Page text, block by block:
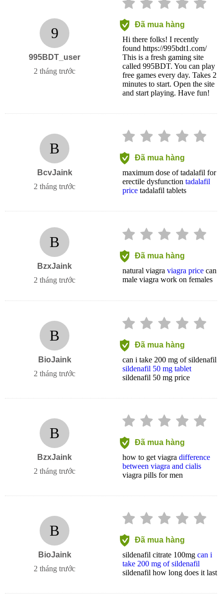
9
995BDT_user
2 tháng trước
Đã mua hàng
Hi there folks! I recently
found https://995bdt1.com/
This is a fresh gaming site
called 995BDT. You can play
free games every day. Takes 2
minutes to start. Open the site
and start playing. Have fun!
B
BcvJaink
2 tháng trước
Đã mua hàng
maximum dose of tadalafil for
erectile dysfunction tadalafil
price tadalafil tablets
B
BzxJaink
2 tháng trước
Đã mua hàng
natural viagra viagra price can
male viagra work on females
B
BioJaink
2 tháng trước
Đã mua hàng
can i take 200 mg of sildenafil
sildenafil 50 mg tablet
sildenafil 50 mg price
B
BzxJaink
2 tháng trước
Đã mua hàng
how to get viagra difference
between viagra and cialis
viagra pills for men
B
BioJaink
2 tháng trước
Đã mua hàng
sildenafil citrate 100mg can i
take 200 mg of sildenafil
sildenafil how long does it last